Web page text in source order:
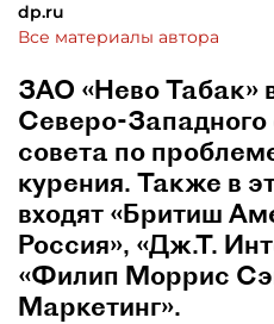
dp.ru
Все материалы автора
ЗАО «Нево Табак»
Северо-Западного
совета по
курения. Также в
входят «Бритиш
Россия», «Дж.Т.
«Филип Моррис
Маркетинг».